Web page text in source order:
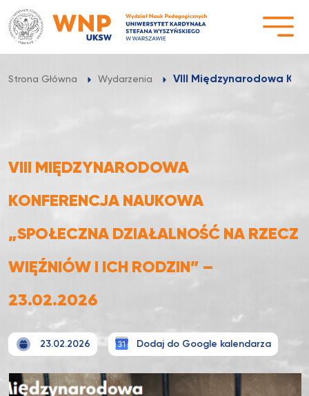
Przejdź
do
treści
Strona Główna Wydarzenia VIII Międzynarodowa
VIII MIĘDZYNARODOWA
KONFERENCJA NAUKOWA
„SPOŁECZNA DZIAŁALNOŚĆ NA RZECZ
WIĘŹNIÓW I ICH RODZIN” –
23.02.2026
23.02.2026 Dodaj do Google kalendarza